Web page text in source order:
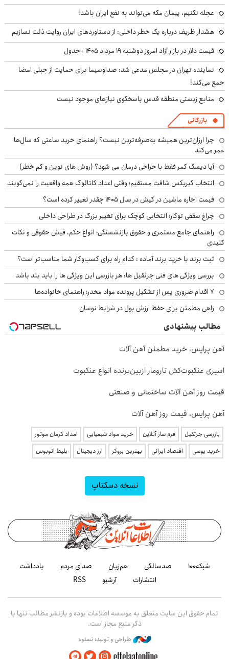
عجله نکنیم، پیمان مکه می‌تواند به نفع ایران باشد!
هشدار ظریف درباره یک خطر داخلی: از دستاوردهای ایران روایت ذلت نسازیم
قیمت دلار در بازار آزاد امروز دوشنبه ۱۹ مرداد ۱۴۰۵ +جدول
نماینده تهران در مجلس مدعی شد: صداوسیما برای حمایت از جبلی امضا
جمع می‌کند!
منابع زیستی منطقه قدس پاسخگوی نیازهای موجود نیست
بازرگانی
چرا ارزان‌ترین همیشه به‌صرفه‌ترین نیست؟ راهنمای خرید ساعتی که سال‌ها
عمر می‌کند
آیا دیسک کمر فقط با جراحی درمان می شود؟ (روش های نوین و کم خطر)
انتخاب گیربکس شافت مستقیم؛ وقتی اعداد کاتالوگ همه واقعیت را نمی‌گویند
قیمت اجاره ماشین در کیش در سال ۱۴۰۵ چقدر تغییر کرده است؟
چراغ سقفی توکار؛ انتخابی کوچک برای تغییر بزرگ در طراحی داخلی
راهنمای جامع مستمری و حقوق بازنشستگی؛ انواع حکم، فیش حقوقی و نکات
کلیدی
ثبت برند یا خرید برند آماده : کدام راه برای کسب‌وکار شما مناسب‌تر است؟
بررسی ویژگی های فنی جرثقیل ها: هر بازرسی این ویژگی ها را باید بلد باشد
۷ اقدام ضروری پس از تشکیل پرونده مواد مخدر؛ راهنمای خانواده‌ها
راهی مطمئن برای حفظ ارزش پول در شرایط نوسان
مطالب پیشنهادی
آهن پرایس، خرید مطمئن آهن آلات
اسپری عنکبوت‌‌کش تارومار ازبین‌برنده انواع عنکبوت
قیمت روز آهن آلات ساختمانی و صنعتی
آهن پرایس، قیمت روز آهن آلات
بازرسی جرثقیل فرم ساز آنلاین خرید مواد شیمیایی
امداد کرمان موتور
خرید یوسی
اقتصاد ایرانی بهترین بروکر ارز دیجیتال بلیط اتوبوس
نسخه دسکتاپ
شبکه۱۰۰ صدسالگی هم‌زبان صدای مردم
یادداشت
انتشارات
آرشیو RSS
تمام حقوق این سایت متعلق به موسسه اطلاعات بوده و بازنشر مطالب تنها با
ذکر منبع مجاز است.
طراحی و تولید: نستوه